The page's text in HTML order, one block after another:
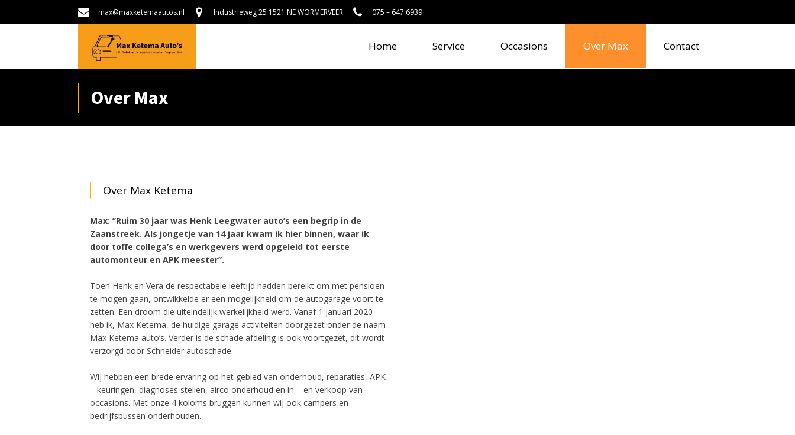
max@maxketemaautos.nl Industrieweg 25 1521 NE WORMERVEER 075 – 647 6939
Home Service Occasions Over Max Contact
Over Max
Over Max Ketema
Max: ’’Ruim 30 jaar was Henk Leegwater auto’s een begrip in de
Zaanstreek. Als jongetje van 14 jaar kwam ik hier binnen, waar ik
door toffe collega’s en werkgevers werd opgeleid tot eerste
automonteur en APK meester’’.
Toen Henk en Vera de respectabele leeftijd hadden bereikt om met pensioen
te mogen gaan, ontwikkelde er een mogelijkheid om de autogarage voort te
zetten. Een droom die uiteindelijk werkelijkheid werd. Vanaf 1 januari 2020
heb ik, Max Ketema, de huidige garage activiteiten doorgezet onder de naam
Max Ketema auto’s. Verder is de schade afdeling is ook voortgezet, dit wordt
verzorgd door Schneider autoschade.
Wij hebben een brede ervaring op het gebied van onderhoud, reparaties, APK
– keuringen, diagnoses stellen, airco onderhoud en in – en verkoop van
occasions. Met onze 4 koloms bruggen kunnen wij ook campers en
bedrijfsbussen onderhouden.